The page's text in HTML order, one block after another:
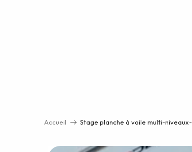
Accueil Stage planche à voile multi-